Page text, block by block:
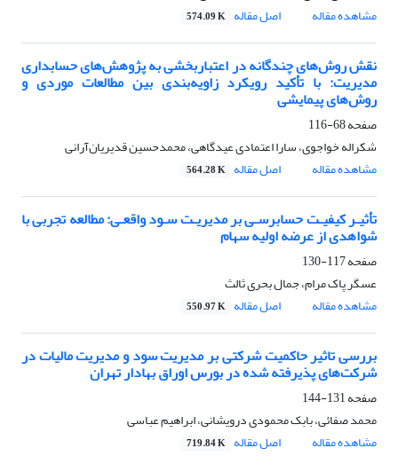
مشاهده مقاله
اصل مقاله 574.09 K
نقش روش‌های چندگانه در اعتباربخشی به پژوهش‌های حسابداری
مدیریت: با تأکید رویکرد زاویه‌بندی بین مطالعات موردی و
روش‌های پیمایشی
صفحه68-116
شکراله خواجوی، سارا اعتمادی عیدگاهی، محمدحسین قدیریان‌آرانی
مشاهده مقاله
اصل مقاله 564.28 K
تأثیـر کیفیـت حسابرسـی بر مدیریـت سـود واقعـی: مطالعه تجربی با
شواهدی از عرضه اولیه سهام
صفحه117-130
عسگر پاک مرام، جمال بحری ثالث
مشاهده مقاله
اصل مقاله 550.97 K
بررسی تاثیر حاکمیت شرکتی بر مدیریت سود و مدیریت مالیات در
شرکت‌های پذیرفته شده در بورس اوراق بهادار تهران
صفحه131-144
محمد صفائی، بابک محمودی درویشانی، ابراهیم عباسی
مشاهده مقاله
اصل مقاله 719.84 K